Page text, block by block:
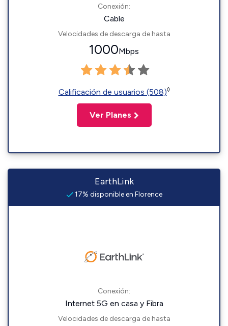
Conexión:
Cable
Velocidades de descarga de hasta
1000Mbps
Calificación de usuarios (508)◊
Ver Planes
EarthLink
17% disponible en Florence
Conexión:
Internet 5G en casa y Fibra
Velocidades de descarga de hasta